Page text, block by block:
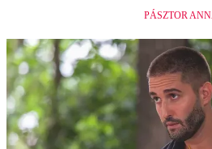
PÁSZTOR